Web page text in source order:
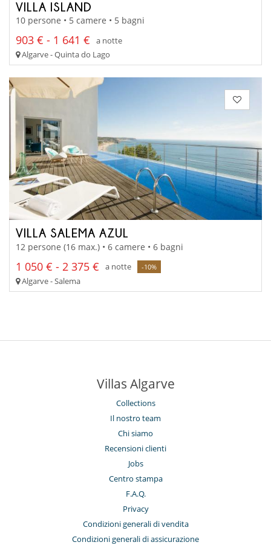
VILLA ISLAND
10 persone • 5 camere • 5 bagni
903 € - 1 641 €
a notte
Algarve - Quinta do Lago
VILLA SALEMA AZUL
12 persone (16 max.) • 6 camere • 6 bagni
1 050 € - 2 375 € a notte -10%
Algarve - Salema
Villas Algarve
Collections
Il nostro team
Chi siamo
Recensioni clienti
Jobs
Centro stampa
F.A.Q.
Privacy
Condizioni generali di vendita
Condizioni generali di assicurazione